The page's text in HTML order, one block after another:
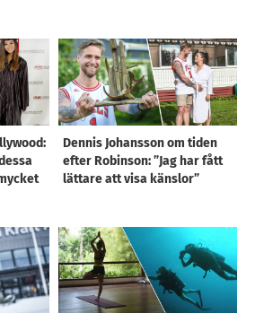
Dennis Johansson om tiden
efter Robinson: ”Jag har fått
lättare att visa känslor”